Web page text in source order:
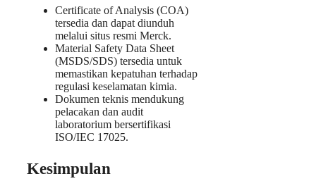
Certificate of Analysis (COA)
tersedia dan dapat diunduh
melalui situs resmi Merck.
Material Safety Data Sheet
(MSDS/SDS) tersedia untuk
memastikan kepatuhan terhadap
regulasi keselamatan kimia.
Dokumen teknis mendukung
pelacakan dan audit
laboratorium bersertifikasi
ISO/IEC 17025.
Kesimpulan